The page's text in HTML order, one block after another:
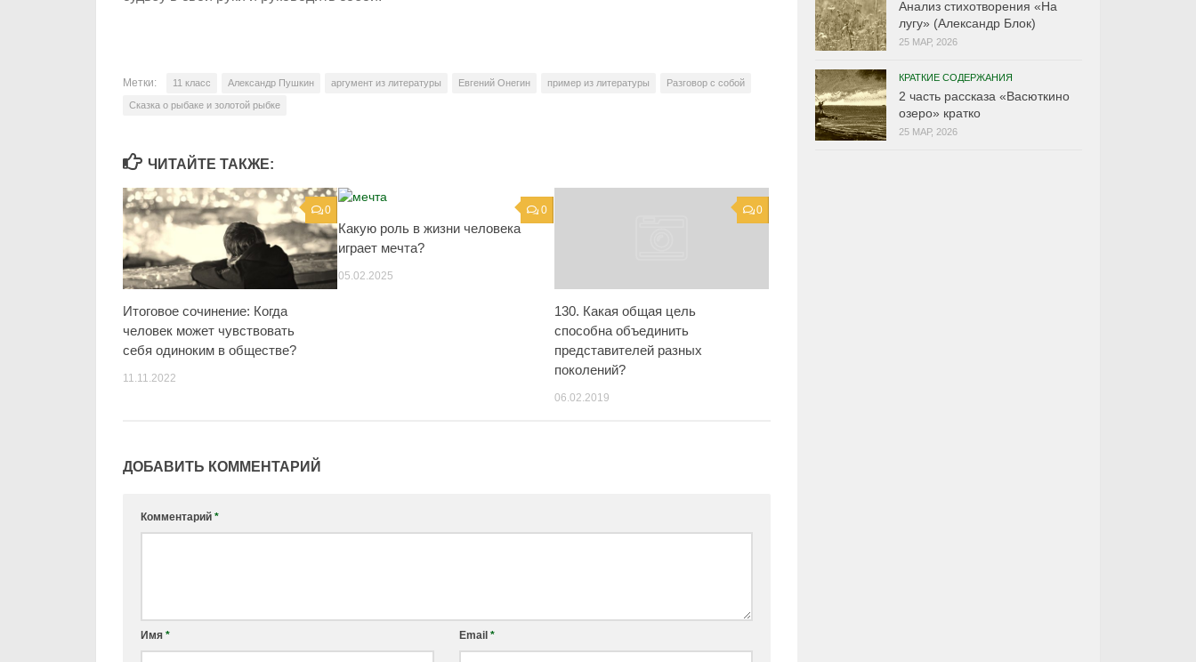
Метки: 11 класс Александр Пушкин аргумент из литературы Евгений Онегин пример из литературы Разговор с собой
Сказка о рыбаке и золотой рыбке
ЧИТАЙТЕ ТАКЖЕ:
0
Итоговое сочинение: Когда
человек может чувствовать
себя одиноким в обществе?
11.11.2022
0
Какую роль в жизни человека
играет мечта?
05.02.2025
0
130. Какая общая цель
способна объединить
представителей разных
поколений?
06.02.2019
ДОБАВИТЬ КОММЕНТАРИЙ
Комментарий *
Имя * Email *
Анализ стихотворения «На
лугу» (Александр Блок)
25 МАР, 2026
КРАТКИЕ СОДЕРЖАНИЯ
2 часть рассказа «Васюткино
озеро» кратко
25 МАР, 2026